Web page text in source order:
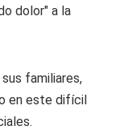
dolor" a la
familiares,
en este difícil